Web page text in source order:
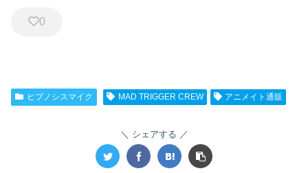
0
ヒプノシスマイク MAD TRIGGER CREW アニメイト通販
シェアする